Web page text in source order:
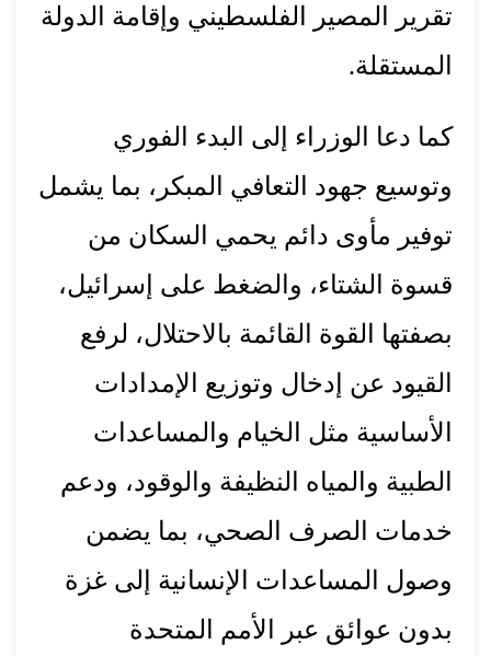
تقرير المصير الفلسطيني وإقامة الدولة
المستقلة.
كما دعا الوزراء إلى البدء الفوري
وتوسيع جهود التعافي المبكر، بما يشمل
توفير مأوى دائم يحمي السكان من
قسوة الشتاء، والضغط على إسرائيل،
بصفتها القوة القائمة بالاحتلال، لرفع
القيود عن إدخال وتوزيع الإمدادات
الأساسية مثل الخيام والمساعدات
الطبية والمياه النظيفة والوقود، ودعم
خدمات الصرف الصحي، بما يضمن
وصول المساعدات الإنسانية إلى غزة
بدون عوائق عبر الأمم المتحدة